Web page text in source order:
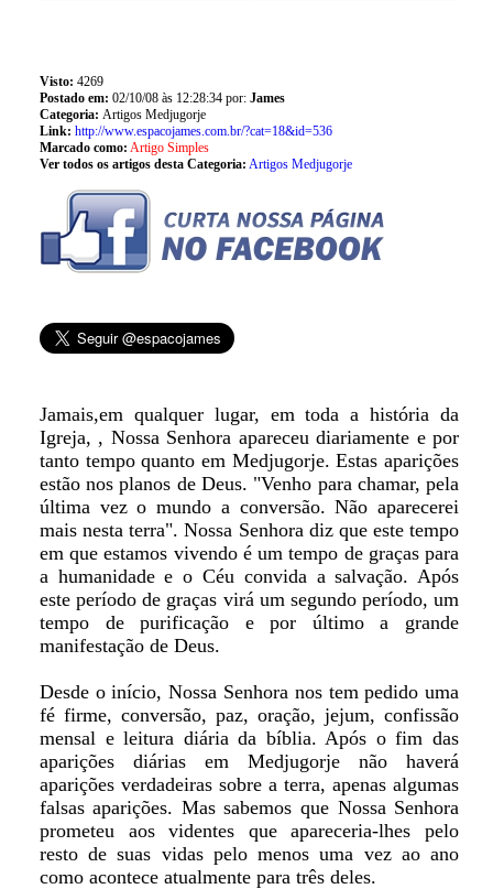
Visto: 4269
Postado em: 02/10/08 às 12:28:34 por: James
Categoria: Artigos Medjugorje
Link: http://www.espacojames.com.br/?cat=18&id=536
Marcado como: Artigo Simples
Ver todos os artigos desta Categoria: Artigos Medjugorje
Jamais,em qualquer lugar, em toda a história da
Igreja, , Nossa Senhora apareceu diariamente e por
tanto tempo quanto em Medjugorje. Estas aparições
estão nos planos de Deus. "Venho para chamar, pela
última vez o mundo a conversão. Não aparecerei
mais nesta terra". Nossa Senhora diz que este tempo
em que estamos vivendo é um tempo de graças para
a humanidade e o Céu convida a salvação. Após
este período de graças virá um segundo período, um
tempo de purificação e por último a grande
manifestação de Deus.
Desde o início, Nossa Senhora nos tem pedido uma
fé firme, conversão, paz, oração, jejum, confissão
mensal e leitura diária da bíblia. Após o fim das
aparições diárias em Medjugorje não haverá
aparições verdadeiras sobre a terra, apenas algumas
falsas aparições. Mas sabemos que Nossa Senhora
prometeu aos videntes que apareceria-lhes pelo
resto de suas vidas pelo menos uma vez ao ano
como acontece atualmente para três deles.